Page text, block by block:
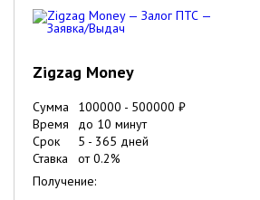
Zigzag Money
Сумма 100000 - 500000 ₽
Время
до 10 минут
Срок
5 - 365 дней
Ставка
от0.2%
Получение: